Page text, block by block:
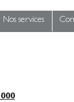
Nos services